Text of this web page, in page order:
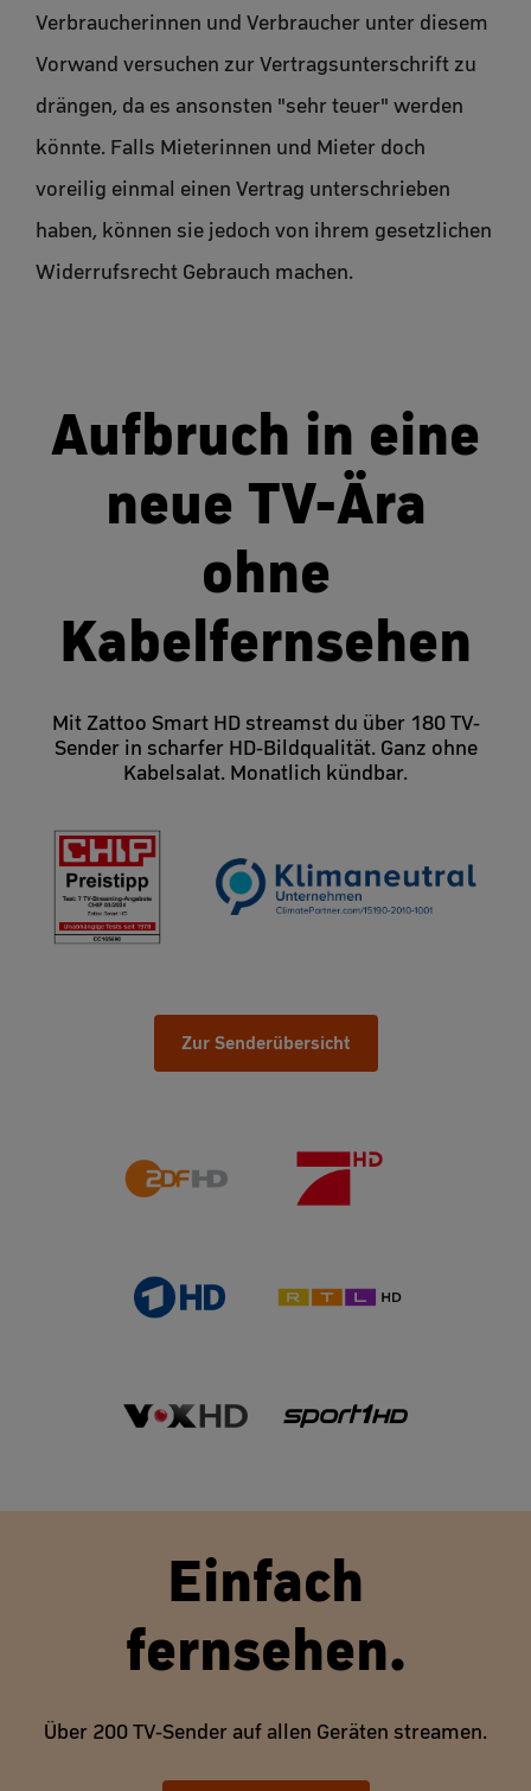
Verbraucherinnen und Verbraucher unter diesem
Vorwand versuchen zur Vertragsunterschrift zu
drängen, da es ansonsten "sehr teuer" werden
könnte. Falls Mieterinnen und Mieter doch
voreilig einmal einen Vertrag unterschrieben
haben, können sie jedoch von ihrem gesetzlichen
Widerrufsrecht Gebrauch machen.
Aufbruch in eine
neue TV-Ära
ohne
Kabelfernsehen
Mit Zattoo Smart HD streamst du über 180 TV-
Sender in scharfer HD-Bildqualität. Ganz ohne
Kabelsalat. Monatlich kündbar.
Zur Senderübersicht
Einfach
fernsehen.
Über 200 TV-Sender auf allen Geräten streamen.